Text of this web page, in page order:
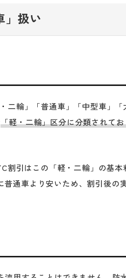
」扱い
二輪」「普通車」「中型車」
「軽・二輪」区分に分類されて
割引はこの「軽・二輪」の基本
通車より安いため、割引後の